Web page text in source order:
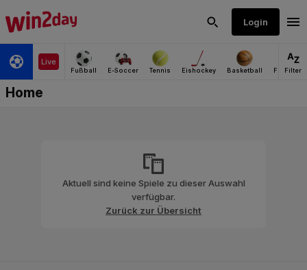
Aktuell sind keine Spiele zu dieser Auswahl
verfügbar.
Zurück zur Übersicht